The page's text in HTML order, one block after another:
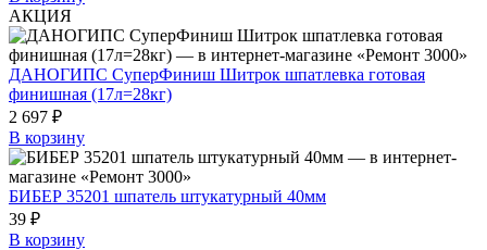
АКЦИЯ
ДАНОГИПС СуперФиниш Шитрок шпатлевка готовая
финишная (17л=28кг)
2 697 ₽
В корзину
БИБЕР 35201 шпатель штукатурный 40мм
39 ₽
В корзину